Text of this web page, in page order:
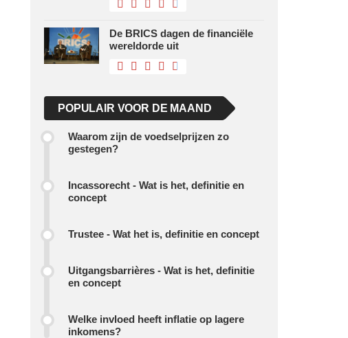
De BRICS dagen de financiële
wereldorde uit
POPULAIR VOOR DE MAAND
Waarom zijn de voedselprijzen zo
gestegen?
Incassorecht - Wat is het, definitie en
concept
Trustee - Wat het is, definitie en concept
Uitgangsbarrières - Wat is het, definitie
en concept
Welke invloed heeft inflatie op lagere
inkomens?